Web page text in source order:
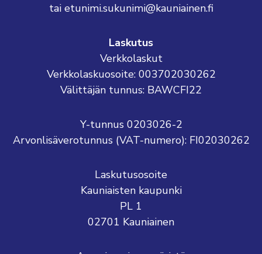
tai etunimi.sukunimi@kauniainen.fi
Laskutus
Verkkolaskut
Verkkolaskuosoite: 003702030262
Välittäjän tunnus: BAWCFI22
Y-tunnus 0203026-2
Arvonlisäverotunnus (VAT-numero): FI02030262
Laskutusosoite
Kauniaisten kaupunki
PL 1
02701 Kauniainen